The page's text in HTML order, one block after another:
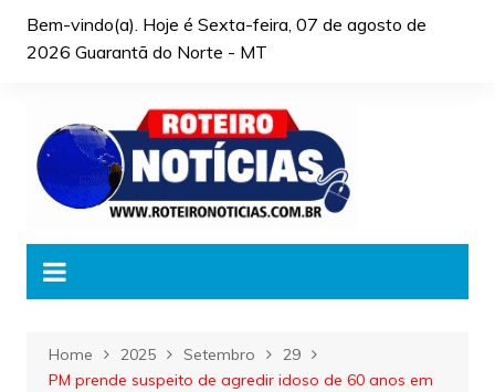
Bem-vindo(a). Hoje é Sexta-feira, 07 de agosto de
2026 Guarantã do Norte - MT
Home 2025 Setembro
29
PM prende suspeito de agredir idoso de 60 anos em